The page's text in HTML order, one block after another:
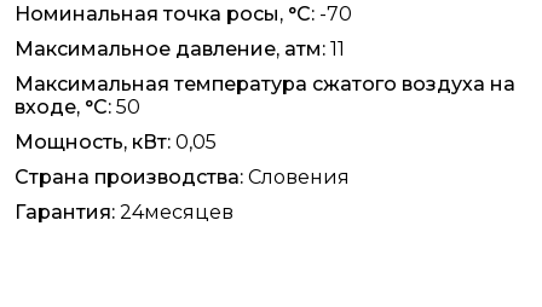
Номинальная точка росы, °C: -70
Максимальное давление, атм: 11
Максимальная температура сжатого воздуха на
входе, °C: 50
Мощность, кВт: 0,05
Страна производства: Словения
Гарантия: 24месяцев